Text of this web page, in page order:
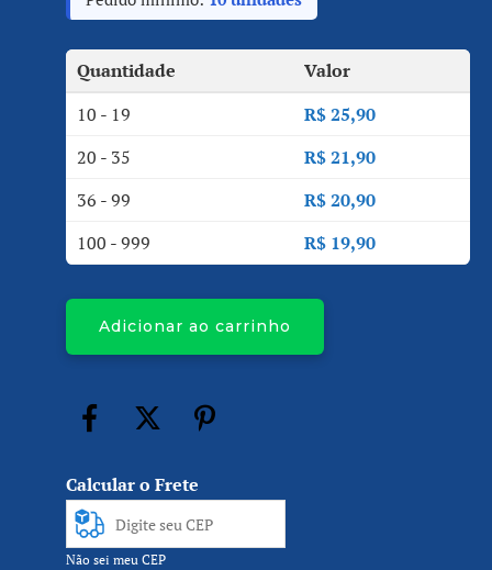
Quantidade
Valor
10 - 19
R$25,90
20 - 35
R$21,90
36 - 99
R$20,90
100 - 999
R$ 19,90
Adicionar ao carrinho
Calcular o Frete
Não sei meu CEP